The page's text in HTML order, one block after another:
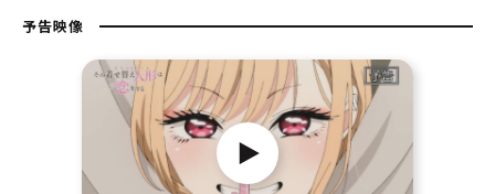
予告映像